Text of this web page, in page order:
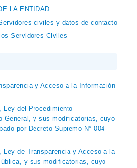
LA ENTIDAD
civiles y datos de contacto
Servidores Civiles
y Acceso a la Información
Ley del Procedimiento
General, y sus modificatorias, cuyo
por Decreto Supremo N° 004-
Ley de Transparencia y Acceso a la
y sus modificatorias, cuyo